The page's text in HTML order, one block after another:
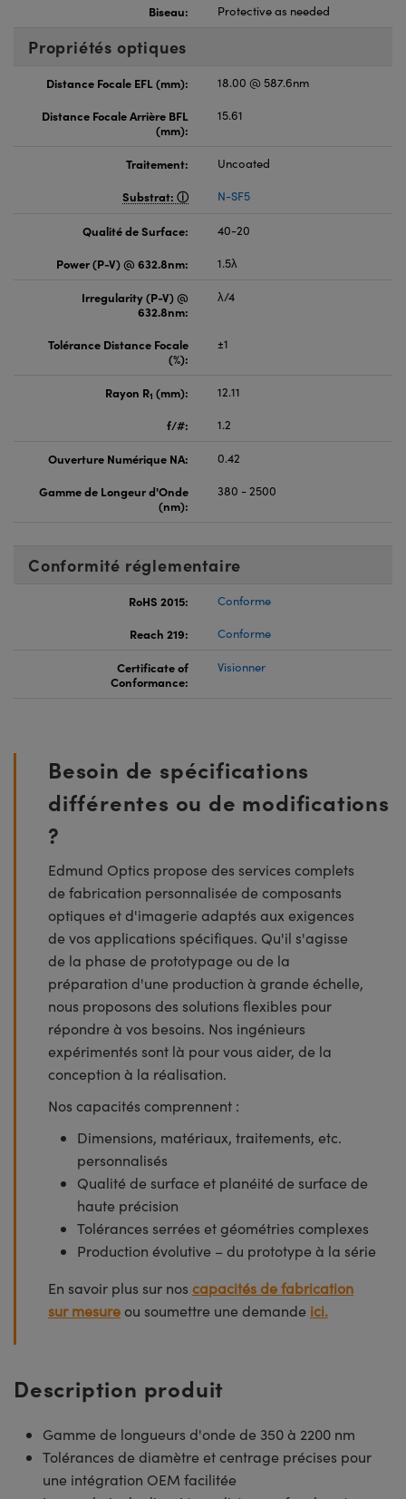
Biseau:
Protective as needed
Propriétés optiques
Distance Focale EFL (mm):
18.00 @ 587.6nm
Distance Focale Arrière BFL
(mm):
15.61
Traitement:
Uncoated
Substrat:
N-SF5
Qualité de Surface:
40-20
Power (P-V) @ 632.8nm:
1.5λ
Irregularity (P-V) @
632.8nm:
λ/4
Tolérance Distance Focale
(%):
±1
Rayon R1 (mm):
12.11
f/#:
1.2
Ouverture Numérique NA:
0.42
Gamme de Longeur d'Onde
(nm):
380 - 2500
Conformité réglementaire
RoHS 2015:
Conforme
Reach 219:
Conforme
Certificate of
Conformance:
Visionner
Besoin de spécifications
différentes ou de modifications
?
Edmund Optics propose des services complets
de fabrication personnalisée de composants
optiques et d'imagerie adaptés aux exigences
de vos applications spécifiques. Qu'il s'agisse
de la phase de prototypage ou de la
préparation d'une production à grande échelle,
nous proposons des solutions flexibles pour
répondre à vos besoins. Nos ingénieurs
expérimentés sont là pour vous aider, de la
conception à la réalisation.
Nos capacités comprennent :
Dimensions, matériaux, traitements, etc.
personnalisés
Qualité de surface et planéité de surface de
haute précision
Tolérances serrées et géométries complexes
Production évolutive – du prototype à la série
En savoir plus sur nos capacités de fabrication
sur mesure ou soumettre une demande ici.
Description produit
Gamme de longueurs d'onde de 350 à 2200 nm
Tolérances de diamètre et centrage précises pour
une intégration OEM facilitée